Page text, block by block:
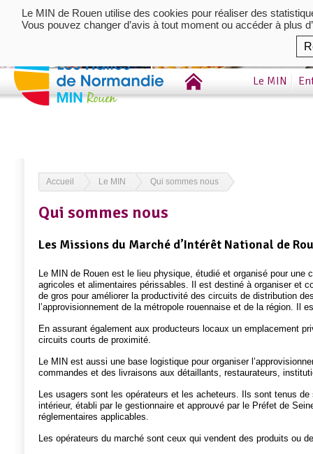
Le MIN
Accueil Le MIN Qui sommes nous
Qui sommes nous
Les Missions du Marché d’Intérêt National de
Le MIN de Rouen est le lieu physique, étudié et organisé pour une
agricoles et alimentaires périssables. Il est destiné à organiser et
de gros pour améliorer la productivité des circuits de distribution
l’approvisionnement de la métropole rouennaise et de la région. Il
En assurant également aux producteurs locaux un emplacement
circuits courts de proximité.
Le MIN est aussi une base logistique pour organiser
commandes et des livraisons aux détaillants, restaurateurs,
Les usagers sont les opérateurs et les acheteurs. Ils sont tenus
intérieur, établi par le gestionnaire et approuvé par le Préfet de
réglementaires applicables.
Les opérateurs du marché sont ceux qui vendent des produits ou
Le MIN de Rouen utilise des cookies pour réaliser des
Vous pouvez changer d’avis à tout moment ou accéder à plus